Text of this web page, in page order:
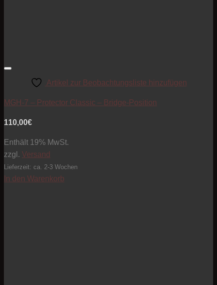
Artikel zur Beobachtungsliste hinzufügen
MGH-7 – Protector Classic – Bridge-Position
110,00€
Enthält 19% MwSt.
zzgl. Versand
Lieferzeit: ca. 2-3 Wochen
In den Warenkorb